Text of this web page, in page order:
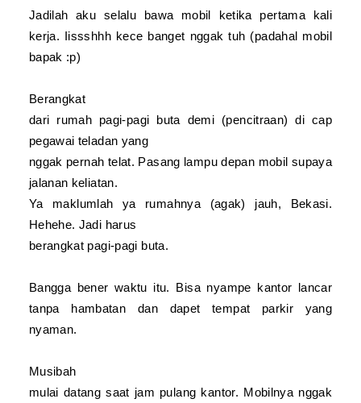
Jadilah aku selalu bawa mobil ketika pertama kali
kerja. Iissshhh kece banget nggak tuh (padahal mobil
bapak :p)
Berangkat
dari rumah pagi-pagi buta demi (pencitraan) di cap
pegawai teladan yang
nggak pernah telat. Pasang lampu depan mobil supaya
jalanan keliatan.
Ya maklumlah ya rumahnya (agak) jauh, Bekasi.
Hehehe. Jadi harus
berangkat pagi-pagi buta.
Bangga bener waktu itu. Bisa nyampe kantor lancar
tanpa hambatan dan dapet tempat parkir yang
nyaman.
Musibah
mulai datang saat jam pulang kantor. Mobilnya nggak